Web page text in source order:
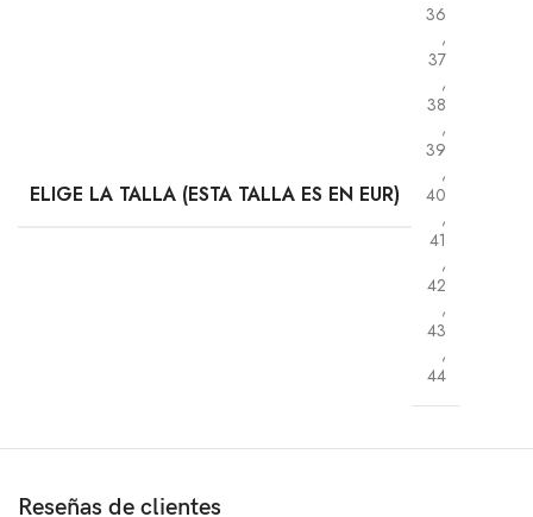
ELIGE LA TALLA (ESTA TALLA ES EN EUR)
36
,
37
,
38
,
39
,
40
,
41
,
42
,
43
,
44
Reseñas de clientes